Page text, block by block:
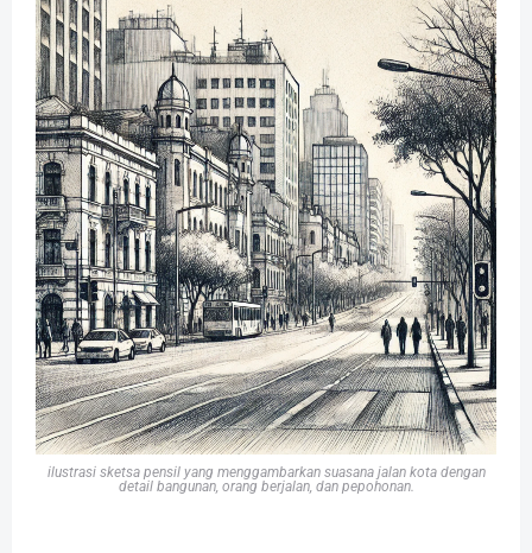
ilustrasi sketsa pensil yang menggambarkan suasana jalan kota dengan
detail bangunan, orang berjalan, dan pepohonan.